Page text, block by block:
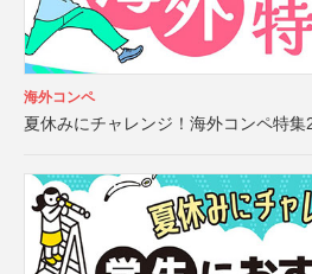
海外コンペ
夏休みにチャレンジ！海外コンペ特集